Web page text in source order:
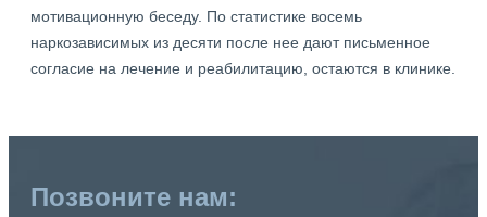
мотивационную беседу. По статистике восемь
наркозависимых из десяти после нее дают письменное
согласие на лечение и реабилитацию, остаются в клинике.
Позвоните нам: